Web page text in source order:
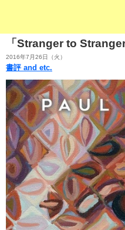
「Stranger to
2016年7月26日（火）
書評 and etc.